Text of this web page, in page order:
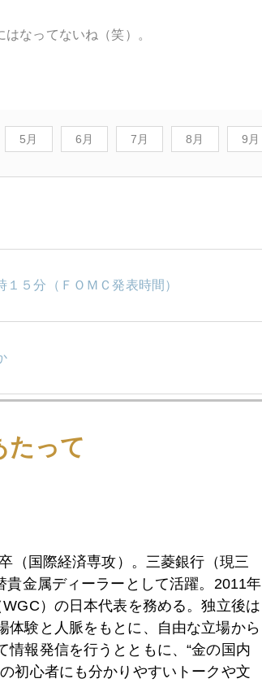
なってないね（笑）。
5月 6月 7月 8月 9月
５分（ＦＯＭＣ発表時間）
たって
（国際経済専攻）。三菱銀行（現三
金属ディーラーとして活躍。2011年
）の日本代表を務める。独立後は
体験と人脈をもとに、自由な立場から
報発信を行うとともに、“金の国内
初心者にも分かりやすいトークや文